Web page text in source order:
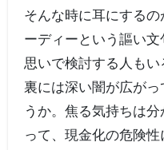
そんな時に耳にする
ーディーという謳い
思いで検討する人も
裏には深い闇が広が
うか。焦る気持ちは
って、現金化の危険